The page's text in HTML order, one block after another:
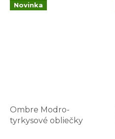
Novinka
Ombre Modro-
tyrkysové obliečky